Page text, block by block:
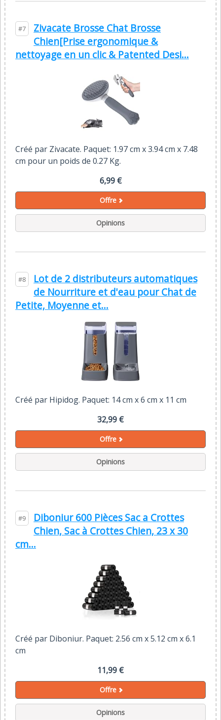
#7
Zivacate Brosse Chat Brosse
Chien[Prise ergonomique &
nettoyage en un clic & Patented Desi...
Créé par Zivacate. Paquet: 1.97 cm x 3.94 cm x 7.48
cm pour un poids de 0.27 Kg.
6,99 €
Offre
Opinions
#8
Lot de 2 distributeurs automatiques
de Nourriture et d'eau pour Chat de
Petite, Moyenne et...
Créé par Hipidog. Paquet: 14 cm x 6 cm x 11 cm
32,99 €
Offre
Opinions
#9
Diboniur 600 Pièces Sac a Crottes
Chien, Sac à Crottes Chien, 23 x 30
cm...
Créé par Diboniur. Paquet: 2.56 cm x 5.12 cm x 6.1
cm
11,99 €
Offre
Opinions